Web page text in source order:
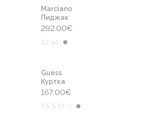
Marciano
Пиджак
292.00€
42 44
Guess
Куртка
167.00€
XS S M +1